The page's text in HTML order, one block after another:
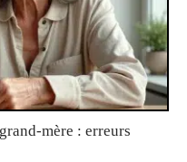
mère : erreurs